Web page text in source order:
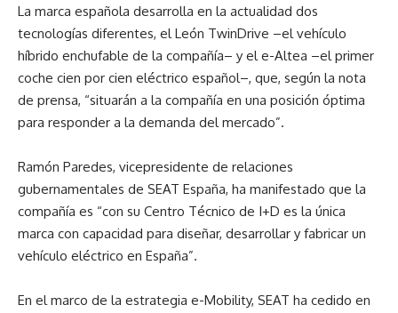
La marca española desarrolla en la actualidad dos
tecnologías diferentes, el León TwinDrive –el vehículo
híbrido enchufable de la compañía– y el e-Altea –el primer
coche cien por cien eléctrico español–, que, según la nota
de prensa, “situarán a la compañía en una posición óptima
para responder a la demanda del mercado”.
Ramón Paredes, vicepresidente de relaciones
gubernamentales de SEAT España, ha manifestado que la
compañía es “con su Centro Técnico de I+D es la única
marca con capacidad para diseñar, desarrollar y fabricar un
vehículo eléctrico en España”.
En el marco de la estrategia e-Mobility, SEAT ha cedido en